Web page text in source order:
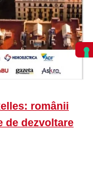
românii
de dezvoltare